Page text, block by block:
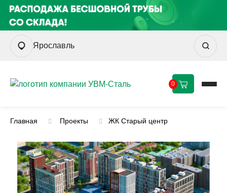
Ярославль
0
Главная Проекты ЖК Старый центр